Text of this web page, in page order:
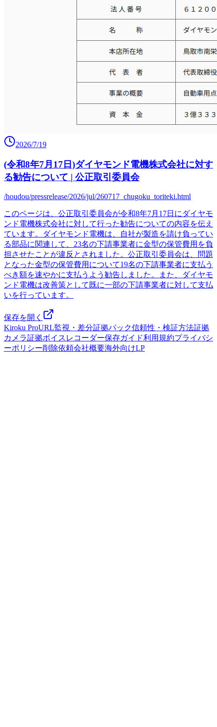
2026/7/19
(令和8年7月17日)ダイヤモンド電機株式会社に対す
る勧告について | 公正取引委員会
/houdou/pressrelease/2026/jul/260717_chugoku_toriteki.html
このページは、公正取引委員会が令和8年7月17日にダイヤモ
ンド電機株式会社に対して行った勧告についての内容を伝え
ています。ダイヤモンド電機は、自社が製造を請け負ってい
る部品に関連して、23名の下請事業者に金型の保管費用を負
担させたことが違反とされました。公正取引委員会は、問題
となった金型の保管費用について19名の下請事業者に支払う
べき額を速やかに支払うよう勧告しました。また、ダイヤモ
ンド電機は改善策として既に一部の下請事業者に対して支払
いを行っています。
保存を開く
Kiroku ProURL監視・差分証拠パック信頼性・検証方法証拠
カメラ証拠ボイスレコーダー保存ガイド利用規約プライバシ
ーポリシー削除依頼会社概要海外向けLP